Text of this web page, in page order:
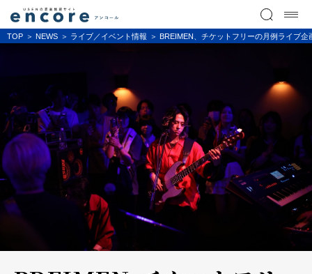
TOP NEWS ライブ／イベント情報 BREIMEN、チケットフリーの月例ライブ